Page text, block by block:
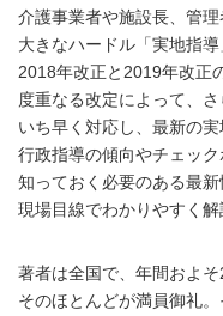
介護事業者や施設長、管
大きなハードル「実地指
2018年改正と2019年改正
度重なる改定によって、
いち早く対応し、最新の実
行政指導の傾向やチェック
知っておく必要のある最新
現場目線でわかりやすく解
著者は全国で、年間およ
そのほとんどが満員御礼